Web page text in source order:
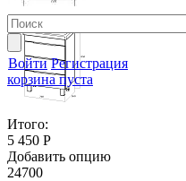
Войти Регистрация
корзина пуста
Итого:
5 450 Р
Добавить опцию
24700